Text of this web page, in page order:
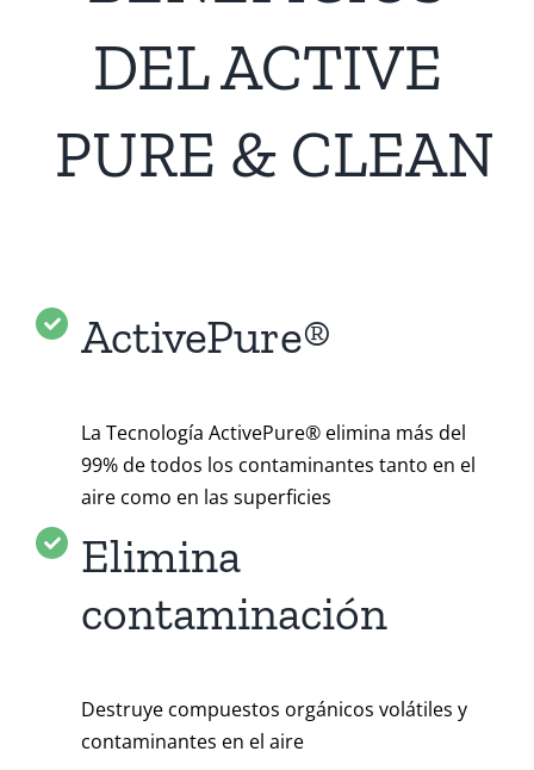
DEL ACTIVE
PURE & CLEAN
ActivePure®
La Tecnología ActivePure® elimina más del
99% de todos los contaminantes tanto en el
aire como en las superficies
Elimina
contaminación
Destruye compuestos orgánicos volátiles y
contaminantes en el aire